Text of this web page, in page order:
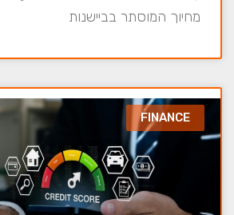
מחיוך המוסתר בביישנות
FINANCE